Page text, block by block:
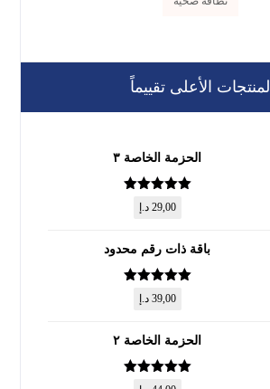
المنتجات الأعلى تقييماً
الحزمة الخاصة ٣
تم التقييم
من 5
29,00 د.إ
باقة ذات رقم محدود
تم التقييم
من 5
39,00 د.إ
الحزمة الخاصة ٢
تم التقييم